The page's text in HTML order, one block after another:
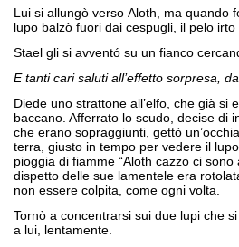
Lui si allungò verso Aloth, ma quando
lupo balzò fuori dai cespugli, il pelo
Stael gli si avventó su un fianco
Etanti cari saluti all’effetto sorpresa ,
Diede uno strattone all’elfo, che già si
baccano. Afferrato lo scudo, decise di
che erano sopraggiunti, gettò
terra, giusto in tempo per vedere il
pioggia di fiamme “Aloth cazzo ci
dispetto delle sue lamentele era
non essere colpita, come ogni volta.
Tornò a concentrarsi sui due lupi che
a lui, lentamente.